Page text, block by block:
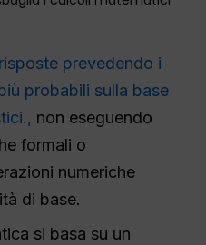
prevedendo i
probabili sulla base
non eseguendo
formali o
numeriche
di base.
si basa su un